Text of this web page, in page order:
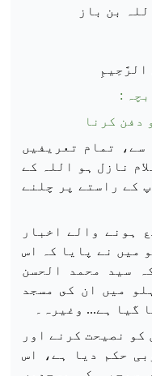
بن باز
الرَّحِيمِ
:
دفن کرنا
تمام تعریفیں
نازل ہو اللہ کے
کے راستے پر چلنے
کو شائع ہونے والے اخبار
میں نے پایا کہ اس
سید محمد الحسن
میں ان کى مسجد
گیا ہے... وغیرہ۔
کو نصیحت کرنے اور
حکم دیا ہے، اس